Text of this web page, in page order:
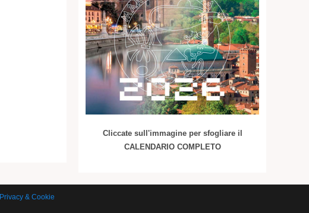
Cliccate sull'immagine per sfogliare il
CALENDARIO COMPLETO
Privacy & Cookie